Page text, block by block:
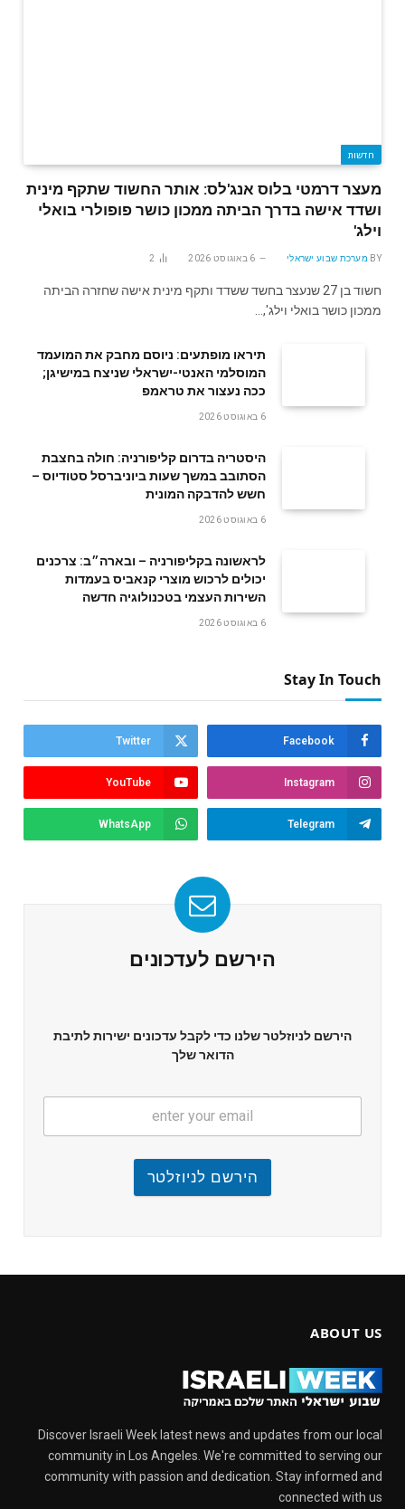
חדשות
מעצר דרמטי בלוס אנג'לס: אותר החשוד שתקף מינית
ושדד אישה בדרך הביתה ממכון כושר פופולרי בואלי
וילג'
BY מערכת שבוע ישראלי 6 באוגוסט 2026 2
חשוד בן 27 שנעצר בחשד ששדד ותקף מינית אישה שחזרה הביתה
ממכון כושר בואלי וילג',…
תיראו מופתעים: ניוסם מחבק את המועמד
המוסלמי האנטי-ישראלי שניצח במישיגן;
ככה נעצור את טראמפ
6 באוגוסט 2026
היסטריה בדרום קליפורניה: חולה בחצבת
הסתובב במשך שעות ביוניברסל סטודיוס –
חשש להדבקה המונית
6 באוגוסט 2026
לראשונה בקליפורניה – ובארה״ב: צרכנים
יכולים לרכוש מוצרי קנאביס בעמדות
השירות העצמי בטכנולוגיה חדשה
6 באוגוסט 2026
Stay In Touch
Facebook
Twitter
Instagram
YouTube
Telegram
WhatsApp
הירשם לעדכונים
הירשם לניוזלטר שלנו כדי לקבל עדכונים ישירות לתיבת
הדואר שלך
הירשם לניוזלטר
ABOUT US
Discover Israeli Week latest news and updates from our local
community in Los Angeles. We're committed to serving our
community with passion and dedication. Stay informed and
connected with us